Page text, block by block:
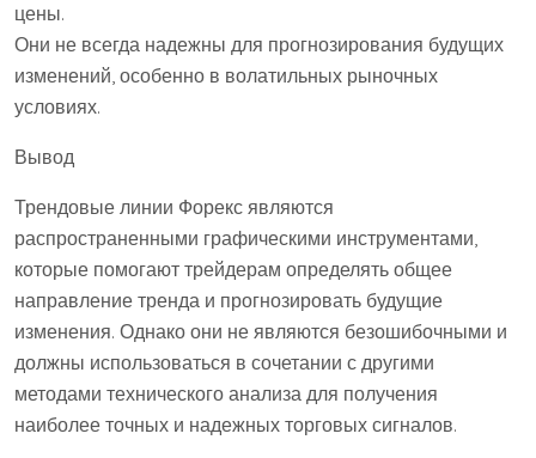
цены.
Они не всегда надежны для прогнозирования будущих
изменений, особенно в волатильных рыночных
условиях.
Вывод
Трендовые линии Форекс являются
распространенными графическими инструментами,
которые помогают трейдерам определять общее
направление тренда и прогнозировать будущие
изменения. Однако они не являются безошибочными и
должны использоваться в сочетании с другими
методами технического анализа для получения
наиболее точных и надежных торговых сигналов.